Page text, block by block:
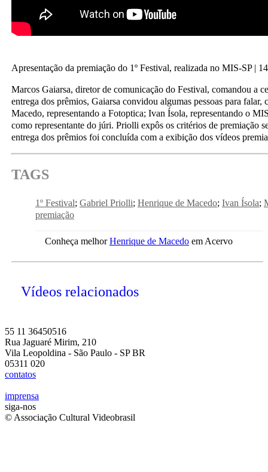
Apresentação da premiação do 1º Festival, realizada no MIS-SP |
Marcos Gaiarsa, diretor de comunicação do Festival, comandou a
entrega dos prêmios, Gaiarsa convidou algumas pessoas para falar,
Macedo, representando a Fotoptica; Ivan Ísola, representando o
como representante do júri. Priolli expôs os critérios de premiação
entrega dos prêmios foi concluída com a exibição dos vídeos
TAGS
1º Festival Gabriel Priolli Henrique de Macedo Ivan Ísola
premiação
Conheça melhorHenrique de Macedo em Acervo
Vídeos relacionados
55 11 36450516
Rua Jaguaré Mirim, 210
Vila Leopoldina - São Paulo - SP BR
05311 020
contatos
imprensa
siga-nos
© Associação Cultural Videobrasil